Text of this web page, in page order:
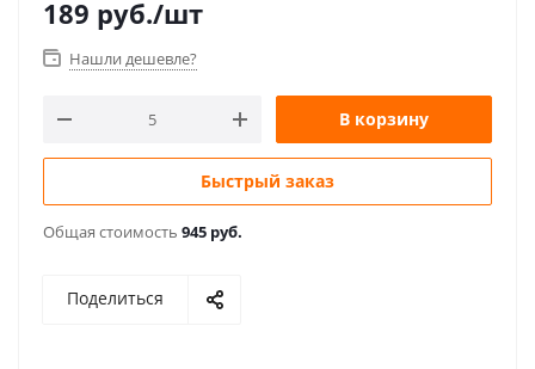
189 руб./шт
Нашли дешевле?
В корзину
Быстрый заказ
Общая стоимость 945 руб.
Поделиться